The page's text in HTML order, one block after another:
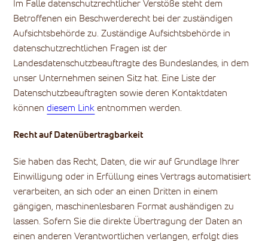
Im Falle datenschutzrechtlicher Verstöße steht dem
Betroffenen ein Beschwerderecht bei der zuständigen
Aufsichtsbehörde zu. Zuständige Aufsichtsbehörde in
datenschutzrechtlichen Fragen ist der
Landesdatenschutzbeauftragte des Bundeslandes, in dem
unser Unternehmen seinen Sitz hat. Eine Liste der
Datenschutzbeauftragten sowie deren Kontaktdaten
könnendiesem Linkentnommen werden.
Recht auf Datenübertragbarkeit
Sie haben das Recht, Daten, die wir auf Grundlage Ihrer
Einwilligung oder in Erfüllung eines Vertrags automatisiert
verarbeiten, an sich oder an einen Dritten in einem
gängigen, maschinenlesbaren Format aushändigen zu
lassen. Sofern Sie die direkte Übertragung der Daten an
einen anderen Verantwortlichen verlangen, erfolgt dies